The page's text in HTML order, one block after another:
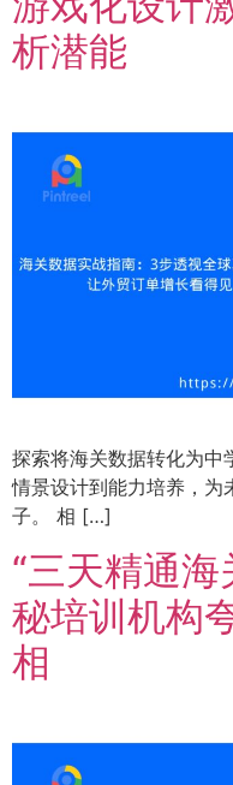
析潜能
探索将海关数据转化为中
情景设计到能力培养，为
子。 相 […]
“三天精通
秘培训机构
相